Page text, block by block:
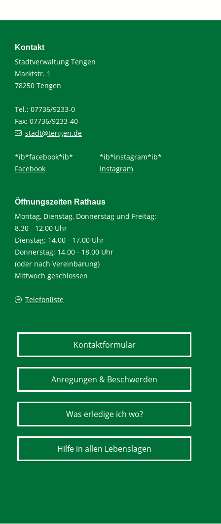
Kontakt
Stadtverwaltung Tengen
Marktstr. 1
78250 Tengen
Tel.: 07736/9233-0
Fax: 07736/9233-40
stadt@tengen.de
*ib*facebook*ib*
Facebook
*ib*instagram*ib*
Instagram
Öffnungszeiten Rathaus
Montag, Dienstag, Donnerstag und Freitag:
8.30 - 12.00 Uhr
Dienstag: 14.00 - 17.00 Uhr
Donnerstag: 14.00 - 18.00 Uhr
(oder nach Vereinbarung)
Mittwoch geschlossen
Telefonliste
Kontaktformular
Anregungen & Beschwerden
Was erledige ich wo?
Hilfe in allen Lebenslagen